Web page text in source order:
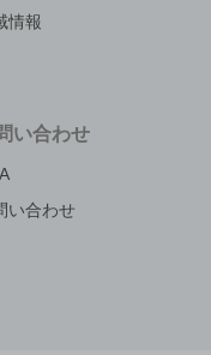
情報
い合わせ
い合わせ